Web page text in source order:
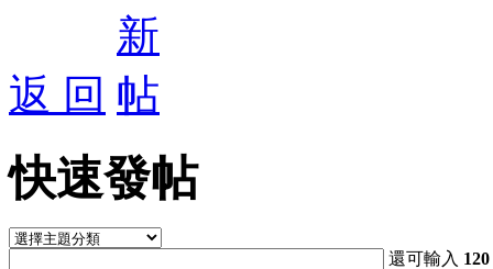
返 回
快速發帖
還可輸入 120